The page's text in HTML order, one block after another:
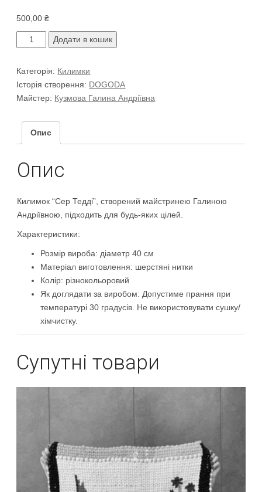
500,00₴
Килимок
“Сер
кількість
Додати в кошик
Категорія: Килимки
Історія створення: DOGODA
Майстер: Кузмова Галина Андріївна
Опис
Опис
Килимок “Сер Тедді”, створений майстринею Галиною
Андріївною, підходить для будь-яких цілей.
Характеристики:
Розмір вироба: діаметр 40 см
Матеріал виготовлення: шерстяні нитки
Колір: різнокольоровий
Як доглядати за виробом: Допустиме прання при
температурі 30 градусів. Не використовувати сушку/
хімчистку.
Супутні товари